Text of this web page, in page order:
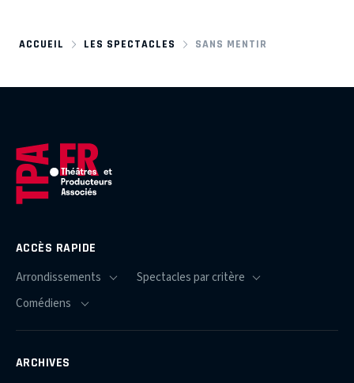
ACCUEIL LES SPECTACLES SANS MENTIR
ACCÈS RAPIDE
ARCHIVES